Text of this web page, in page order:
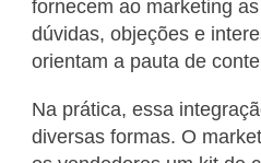
fornecem ao marketing
dúvidas, objeções e
orientam a pauta de
Na prática, essa
diversas formas. O